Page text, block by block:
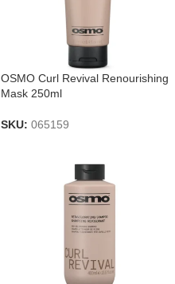
OSMO Curl Revival Renourishing
Mask 250ml
SKU: 065159